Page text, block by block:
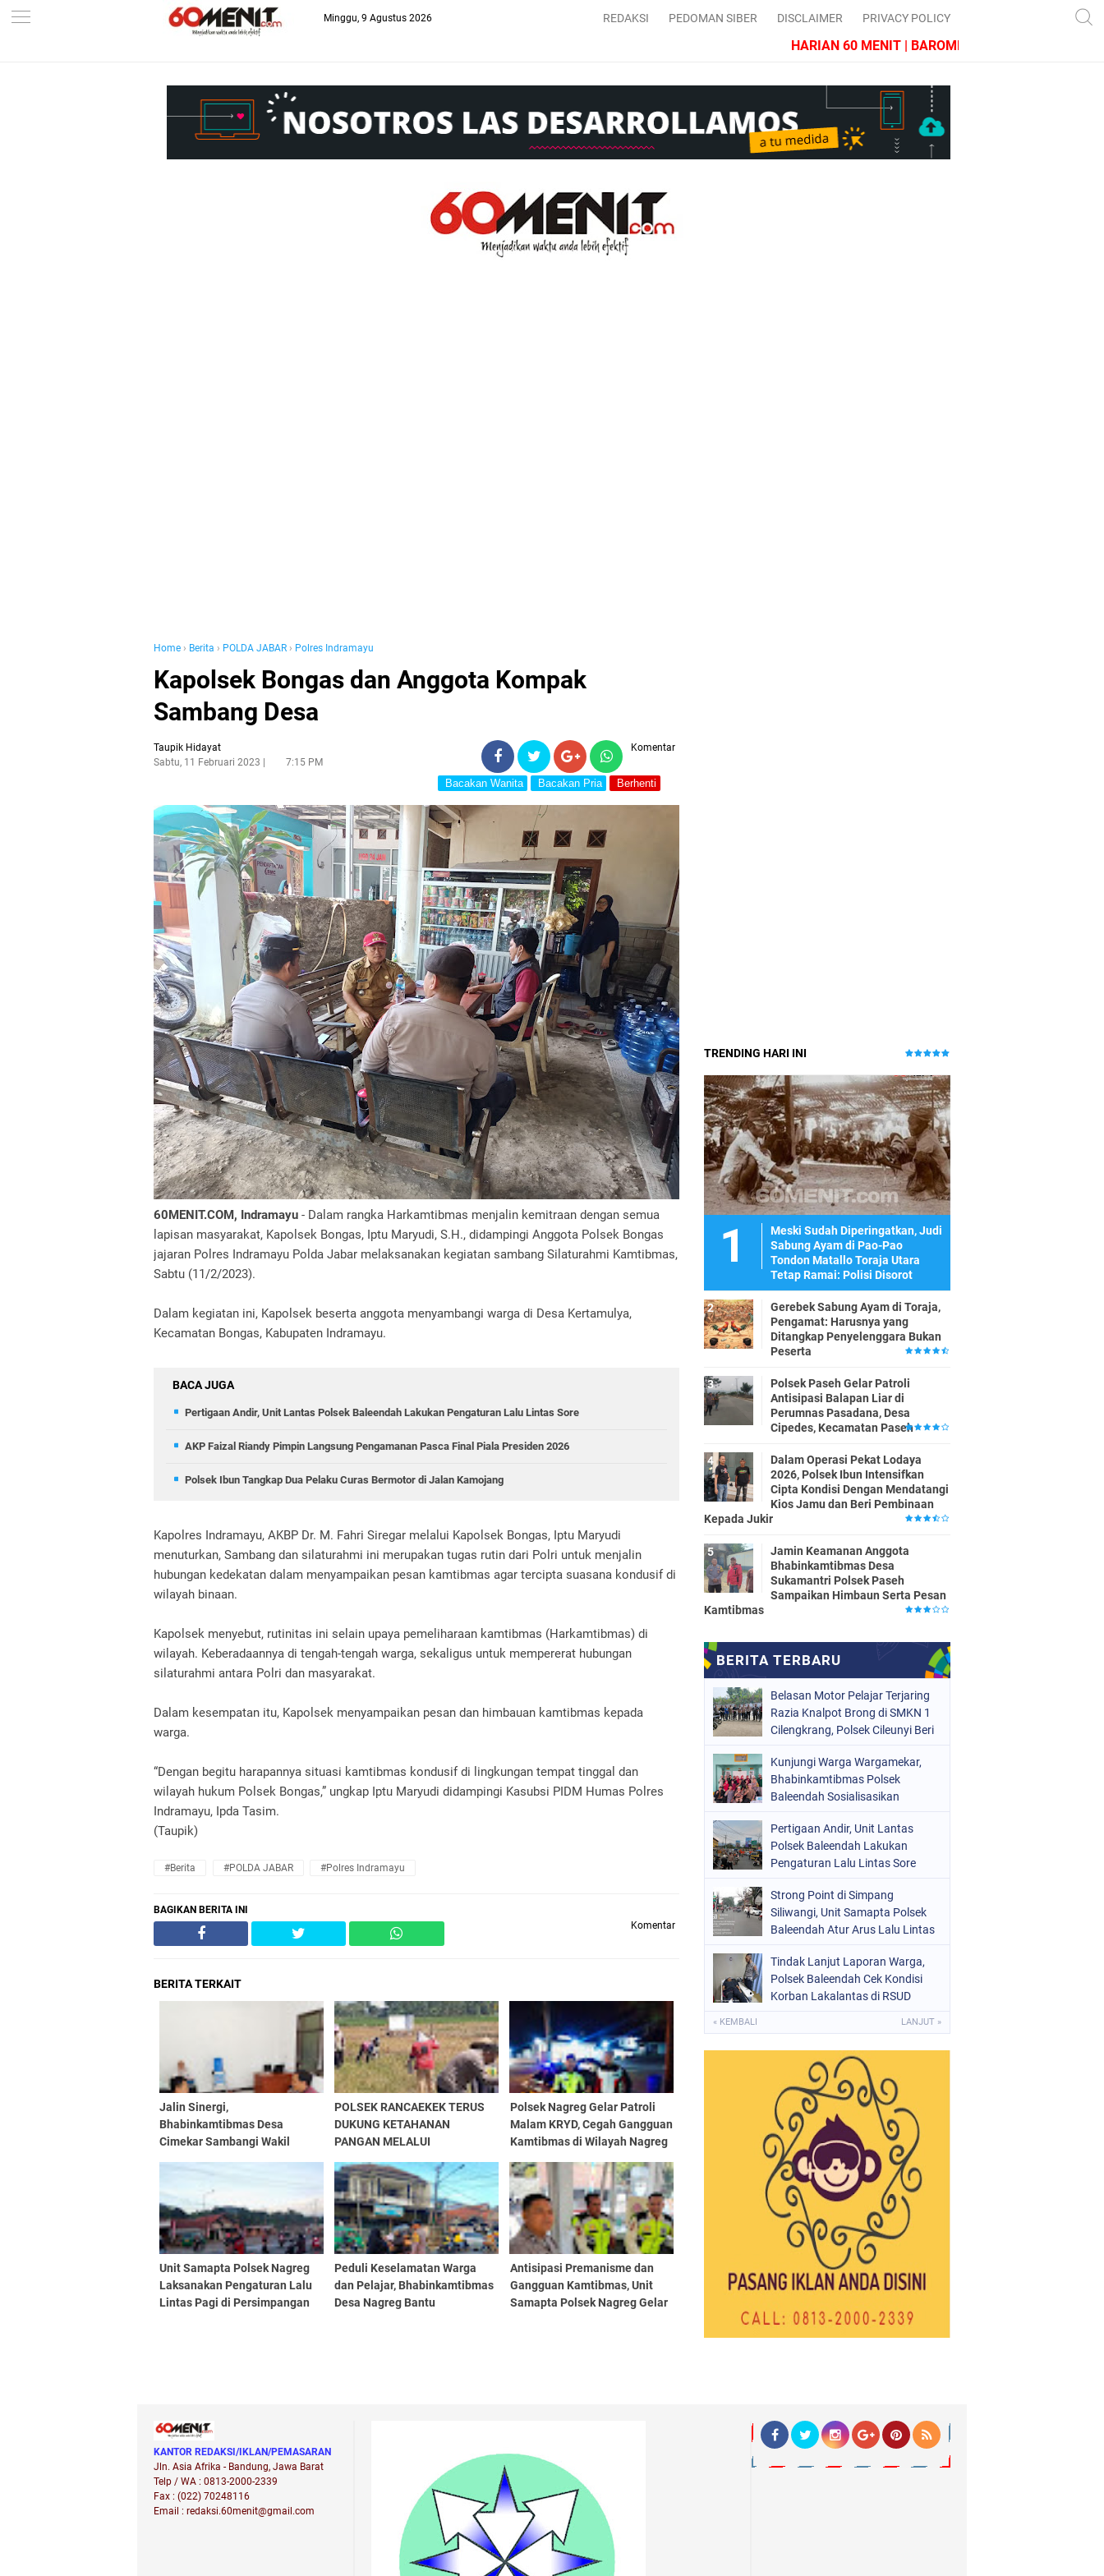
--> Minggu, 9 Agustus 2026 REDAKSI PEDOMAN SIBER DISCLAIMER PRIVACY POLICY
HARIAN 60 MENIT | BAROMETER JAWA BARAT
Home › Berita › POLDA JABAR › Polres Indramayu
Kapolsek Bongas dan Anggota Kompak
Sambang Desa
Taupik Hidayat
Sabtu, 11 Februari 2023
7:15 PM
Komentar
Bacakan Wanita Bacakan Pria Berhenti
60MENIT.COM, Indramayu - Dalam rangka Harkamtibmas menjalin kemitraan dengan semua
lapisan masyarakat, Kapolsek Bongas, Iptu Maryudi, S.H., didampingi Anggota Polsek Bongas
jajaran Polres Indramayu Polda Jabar melaksanakan kegiatan sambang Silaturahmi Kamtibmas,
Sabtu (11/2/2023).
Dalam kegiatan ini, Kapolsek beserta anggota menyambangi warga di Desa Kertamulya,
Kecamatan Bongas, Kabupaten Indramayu.
BACA JUGA
Pertigaan Andir, Unit Lantas Polsek Baleendah Lakukan Pengaturan Lalu Lintas Sore
AKP Faizal Riandy Pimpin Langsung Pengamanan Pasca Final Piala Presiden 2026
Polsek Ibun Tangkap Dua Pelaku Curas Bermotor di Jalan Kamojang
Kapolres Indramayu, AKBP Dr. M. Fahri Siregar melalui Kapolsek Bongas, Iptu Maryudi
menuturkan, Sambang dan silaturahmi ini merupakan tugas rutin dari Polri untuk menjalin
hubungan kedekatan dalam menyampaikan pesan kamtibmas agar tercipta suasana kondusif di
wilayah binaan.
Kapolsek menyebut, rutinitas ini selain upaya pemeliharaan kamtibmas (Harkamtibmas) di
wilayah. Keberadaannya di tengah-tengah warga, sekaligus untuk mempererat hubungan
silaturahmi antara Polri dan masyarakat.
Dalam kesempatan itu, Kapolsek menyampaikan pesan dan himbauan kamtibmas kepada
warga.
“Dengan begitu harapannya situasi kamtibmas kondusif di lingkungan tempat tinggal dan
wilayah hukum Polsek Bongas,” ungkap Iptu Maryudi didampingi Kasubsi PIDM Humas Polres
Indramayu, Ipda Tasim.
(Taupik)
#Berita #POLDA JABAR #Polres Indramayu
BAGIKAN BERITA INI
Komentar
BERITA TERKAIT
Jalin Sinergi,
Bhabinkamtibmas Desa
Cimekar Sambangi Wakil
POLSEK RANCAEKEK TERUS
DUKUNG KETAHANAN
PANGAN MELALUI
JAGUNG DI LAHAN BAKU
SAWAH
Polsek Nagreg Gelar Patroli
Malam KRYD, Cegah Gangguan
Kamtibmas di Wilayah Nagreg
Unit Samapta Polsek Nagreg
Laksanakan Pengaturan Lalu
Lintas Pagi di Persimpangan
Peduli Keselamatan Warga
dan Pelajar, Bhabinkamtibmas
Desa Nagreg Bantu
Antisipasi Premanisme dan
Gangguan Kamtibmas, Unit
Samapta Polsek Nagreg Gelar
TRENDING HARI INI
Meski Sudah Diperingatkan, Judi
Sabung Ayam di Pao-Pao
Tondon Matallo Toraja Utara
Tetap Ramai: Polisi Disorot
Gerebek Sabung Ayam di Toraja,
Pengamat: Harusnya yang
Ditangkap Penyelenggara Bukan
Peserta
Polsek Paseh Gelar Patroli
Antisipasi Balapan Liar di
Perumnas Pasadana, Desa
Cipedes, Kecamatan Paseh
Dalam Operasi Pekat Lodaya
2026, Polsek Ibun Intensifkan
Cipta Kondisi Dengan Mendatangi
Kios Jamu dan Beri Pembinaan
Kepada Jukir
Jamin Keamanan Anggota
Bhabinkamtibmas Desa
Sukamantri Polsek Paseh
Sampaikan Himbaun Serta Pesan
Kamtibmas
Belasan Motor Pelajar Terjaring
Razia Knalpot Brong di SMKN 1
Cilengkrang, Polsek Cileunyi Beri
Keselamatan Berkendara
Kunjungi Warga Wargamekar,
Bhabinkamtibmas Polsek
Baleendah Sosialisasikan
Pertigaan Andir, Unit Lantas
Polsek Baleendah Lakukan
Pengaturan Lalu Lintas Sore
Strong Point di Simpang
Siliwangi, Unit Samapta Polsek
Baleendah Atur Arus Lalu Lintas
Tindak Lanjut Laporan Warga,
Polsek Baleendah Cek Kondisi
Korban Lakalantas di RSUD
« KEMBALI LANJUT »
KANTOR REDAKSI/IKLAN/PEMASARAN
Jln. Asia Afrika - Bandung, Jawa Barat
Telp / WA : 0813-2000-2339
Fax : (022) 70248116
Email : redaksi.60menit@gmail.com